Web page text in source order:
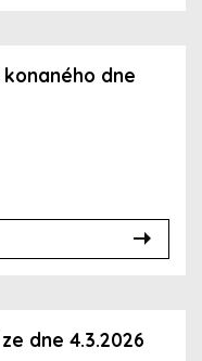
konaného dne
dne 4.3.2026